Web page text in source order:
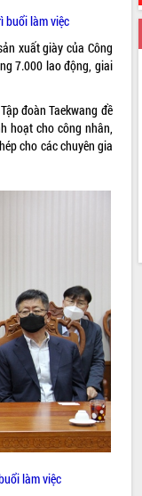
buổi làm việc
xuất giày của Công
7.000 lao động, giai
đoàn Taekwang đề
hoạt cho công nhân,
cho các chuyên gia
làm việc